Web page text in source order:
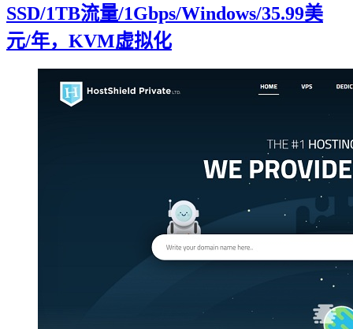
SSD/1TB流量/1Gbps/Windows/35.99美
元/年，KVM虚拟化